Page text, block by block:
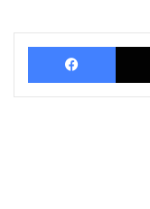
Facebook